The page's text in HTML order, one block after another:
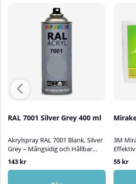
RAL 7001 Silver Grey 400 ml
Akrylspray RAL 7001 Blank, Silver
Grey – Mångsidig och Hållbar
AkryllackAkrylspray RAL 7001
Silver Grey är en högkvalitativ
blank akryllack som passar
143 kr
3M
55 kr